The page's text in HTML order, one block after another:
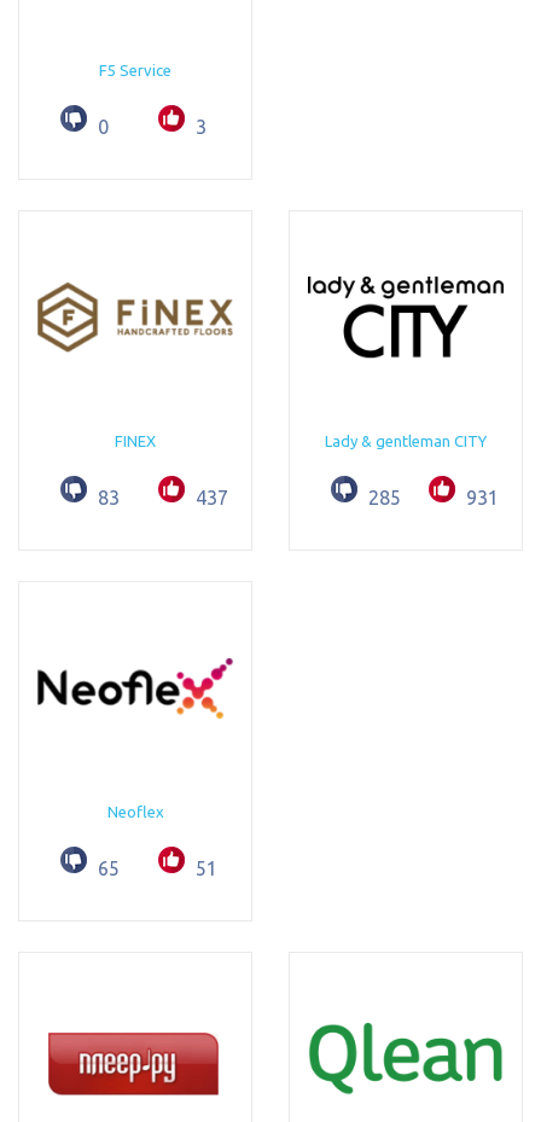
F5 Service
0 3
FINEX
83 437
Lady & gentleman CITY
285 931
Neoflex
65 51